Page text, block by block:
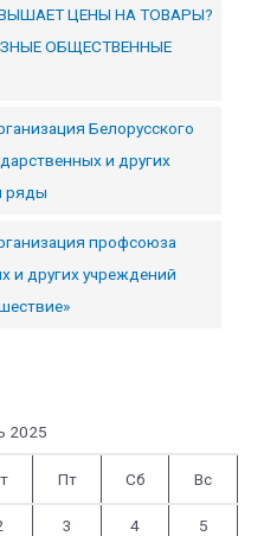
ЦЕНЫ НА ТОВАРЫ?
ОБЩЕСТВЕННЫЕ
Белорусского
и других
ряды
профсоюза
и других учреждений
2025
Пт Сб Вс
3 4 5